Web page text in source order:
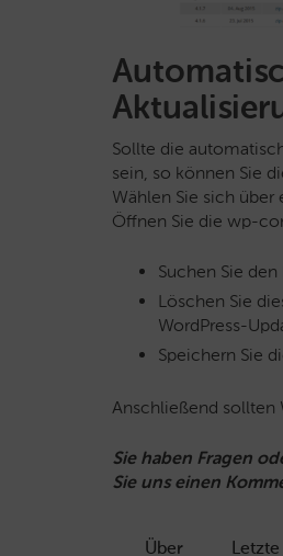
Sollte die
sein, so können Sie
Wählen Sie sich
Öffnen Sie die wp-
Suchen Sie den
Löschen Sie
WordPress-
Speichern Sie
Anschließend sollten
Sie haben Fragen
Sie uns einen
Über